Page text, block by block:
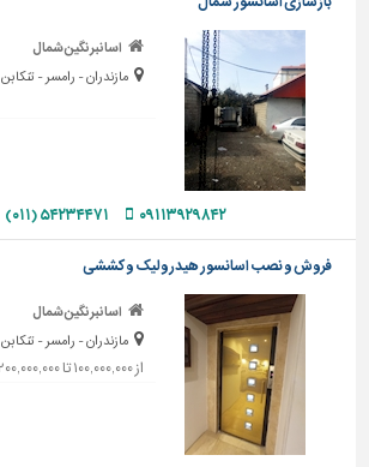
ساختمان
شهرسازی،
ترافیک
و
سازه
اسانبرنگین شمال
مازندران - رامسر - تنکابن
۰۹۱۱۳۹۲۹۸۴۲ ۵۴۲۳۴۴۷۱ (۰۱۱)
فروش و نصب اسانسور هیدرولیک و کششی
اسانبرنگین شمال
مازندران - رامسر - تنکابن
از ۱۰۰,۰۰۰,۰۰۰ تا ۲۰۰,۰۰۰,۰۰۰ تومان